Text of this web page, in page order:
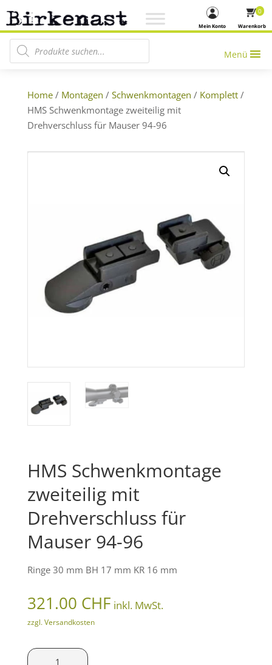
Warenkorb
0
Mein Konto
Products search
Menü
Home/ Montagen / Schwenkmontagen / Komplett/
HMS Schwenkmontage zweiteilig mit
Drehverschluss für Mauser 94-96
HMS Schwenkmontage
zweiteilig mit
Drehverschluss für
Mauser 94-96
Ringe 30 mm BH 17 mm KR 16 mm
321.00 CHF inkl. MwSt.
zzgl. Versandkosten
HMS